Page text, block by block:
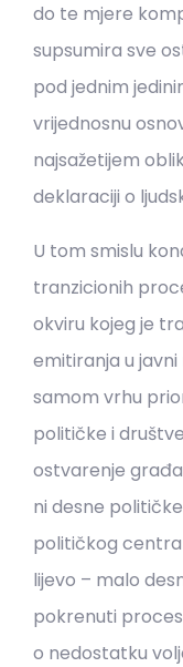
do te mjere
supsumira sve
pod jednim
vrijednosnu
najsažetijem
deklaraciji o
U tom smislu
tranzicionih
okviru kojeg je
emitiranja u javni
samom vrhu
političke i
ostvarenje
ni desne
političkog centra
lijevo – malo
pokrenuti
o nedostatku